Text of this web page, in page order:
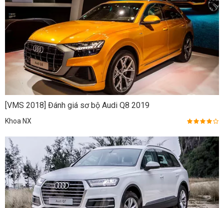
[VMS 2018] Đánh giá sơ bộ Audi Q8 2019
Khoa NX